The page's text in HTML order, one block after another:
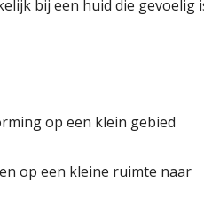
bij een huid die
op een klein gebied
op een kleine ruimte naar